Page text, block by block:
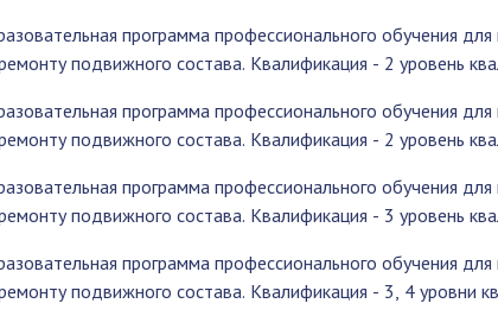
программа профессионального обучения
подвижного состава. Квалификация - 2 уровень
программа профессионального обучения
подвижного состава. Квалификация - 2 уровень
программа профессионального обучения
подвижного состава. Квалификация - 3 уровень
программа профессионального обучения
подвижного состава. Квалификация - 3, 4 уровни